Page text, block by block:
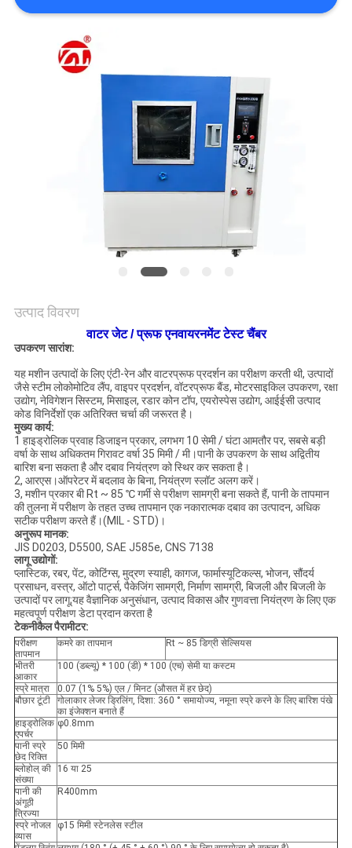
समाचार
साइटमैप
PRIVACY
POLICY
उत्पाद विवरण
वाटर जेट / प्रूफ एनवायरनमेंट टेस्ट चैंबर
उपकरण सारांश:
यह मशीन उत्पादों के लिए एंटी-रेन और वाटरप्रूफ प्रदर्शन का परीक्षण करती थी, उत्पादों
जैसे स्टीम लोकोमोटिव लैंप, वाइपर प्रदर्शन, वॉटरप्रूफ बैंड, मोटरसाइकिल उपकरण, रक्षा
उद्योग, नेविगेशन सिस्टम, मिसाइल, रडार कोन टॉप, एयरोस्पेस उद्योग, आईईसी उत्पाद
कोड विनिर्देशों एक अतिरिक्त चर्चा की जरूरत है।
मुख्य कार्य:
1 हाइड्रोलिक प्रवाह डिजाइन प्रकार, लगभग 10 सेमी / घंटा आमतौर पर, सबसे बड़ी
वर्षा के साथ अधिकतम गिरावट वर्षा 35 मिमी / मी।पानी के उपकरण के साथ अद्वितीय
बारिश बना सकता है और दबाव नियंत्रण को स्थिर कर सकता है।
2, आरएस।ऑपरेटर में बदलाव के बिना, नियंत्रण स्लॉट अलग करें।
3, मशीन प्रकार बी Rt ~ 85 ℃ गर्मी से परीक्षण सामग्री बना सकते हैं, पानी के तापमान
की तुलना में परीक्षण के तहत उच्च तापमान एक नकारात्मक दबाव का उत्पादन, अधिक
सटीक परीक्षण करते हैं।(MIL - STD)।
अनुरूप मानक:
JIS D0203, D5500, SAE J585e, CNS 7138
लागू उद्योगों:
प्लास्टिक, रबर, पेंट, कोटिंग्स, मुद्रण स्याही, कागज, फार्मास्यूटिकल्स, भोजन, सौंदर्य
प्रसाधन, वस्त्र, ऑटो पार्ट्स, पैकेजिंग सामग्री, निर्माण सामग्री, बिजली और बिजली के
उत्पादों पर लागू;यह वैज्ञानिक अनुसंधान, उत्पाद विकास और गुणवत्ता नियंत्रण के लिए एक
महत्वपूर्ण परीक्षण डेटा प्रदान करता है
टेकनीकैल पैरामीटर:
परीक्षण
तापमान
कमरे का तापमान Rt ~ 85 डिग्री सेल्सियस
भीतरी
आकार
100 (डब्ल्यू) * 100 (डी) * 100 (एच) सेमी या कस्टम
स्प्रे मात्रा
0.07 (1% 5%) एल / मिनट (औसत में हर छेद)
बौछार टूंटी
गोलाकार लेजर ड्रिलिंग, दिशा: 360 ° समायोज्य, नमूना स्प्रे करने के लिए बारिश पंखे
का इंजेक्शन बनाते हैं
हाइड्रोलिक
एपर्चर
φ0.8mm
पानी स्प्रे
छेद रिक्ति
50 मिमी
ब्लोहोल् की
संख्या
16 या 25
पानी की
अंगूठी
त्रिज्या
R400mm
स्प्रे नोजल
व्यास
φ15 मिमी स्टेनलेस स्टील